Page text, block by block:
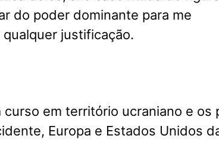
do poder dominante para me
justificação.
curso em território ucraniano e os
Europa e Estados Unidos